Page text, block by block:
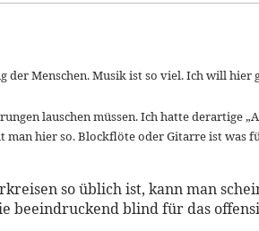
Menschen. Musik ist so viel. Ich will
lauschen müssen. Ich hatte
man hier so. Blockflöte oder Gitarre ist was
so üblich ist, kann man
beeindruckend blind für das